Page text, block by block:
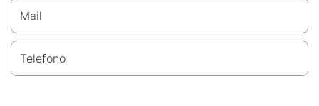
Mail
Telefono